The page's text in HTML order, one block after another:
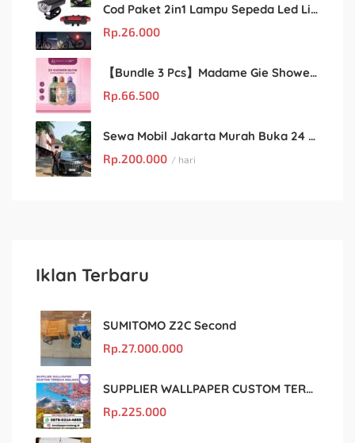
Cod Paket 2in1 Lampu Sepeda Led Light Depan Dan Belakang Rechargeable
Rp.26.000
【Bundle 3 Pcs】Madame Gie Shower Glow – Solusi Perawatan Kulit dalam Satu Paket!
Rp.66.500
Sewa Mobil Jakarta Murah Buka 24 Jam : Kian Rental
Rp.200.000 / hari
Iklan Terbaru
SUMITOMO Z2C Second
Rp.27.000.000
SUPPLIER WALLPAPER CUSTOM TERBAIK MALANG
Rp.225.000